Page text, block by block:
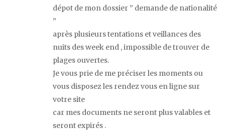
dépot de mon dossier ” demande de nationalité
”
après plusieurs tentations et veillances des
nuits des week end , impossible de trouver de
plages ouvertes.
Je vous prie de me préciser les moments ou
vous disposez les rendez vous en ligne sur
votre site
car mes documents ne seront plus valables et
seront expirés .